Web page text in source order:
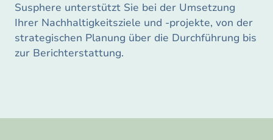
Susphere unterstützt Sie bei der Umsetzung
Ihrer Nachhaltigkeitsziele und -projekte, von der
strategischen Planung über die Durchführung bis
zur Berichterstattung.